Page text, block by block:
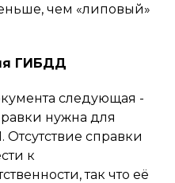
чем «липовый»
ГИБДД
следующая -
нужна для
справки
к
так что её